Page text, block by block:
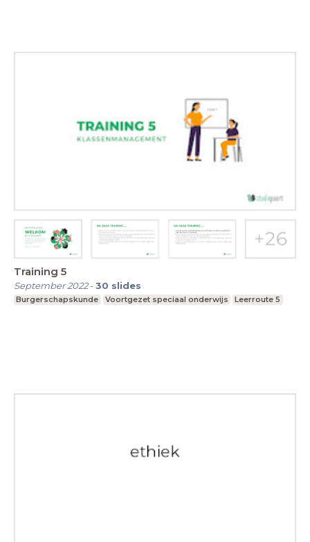
Training 5
September 2022-30 slides
Burgerschapskunde Voortgezet speciaal onderwijs Leerroute 5